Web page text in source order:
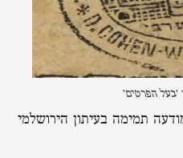
'בעל הפרטים'
פורסמה מודעה תמימה בעיתון הירושלמי